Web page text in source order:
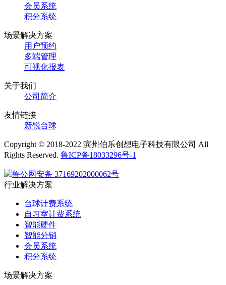
会员系统
积分系统
场景解决方案
用户预约
多端管理
可视化报表
关于我们
公司简介
友情链接
新锐台球
Copyright © 2018-2022 滨州伯乐创想电子科技有限公司 All
Rights Reserved. 鲁ICP备18033296号-1
鲁公网安备 37169202000062号
行业解决方案
台球计费系统
自习室计费系统
智能硬件
智能分销
会员系统
积分系统
场景解决方案